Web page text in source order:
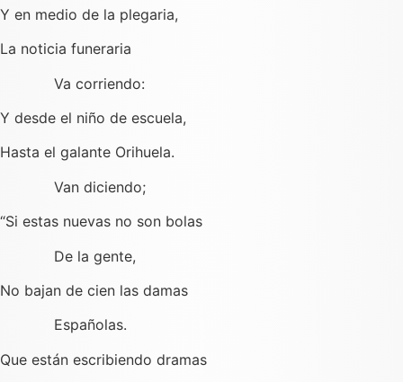
Y en medio de la plegaria,
La noticia funeraria
Va corriendo:
Y desde el niño de escuela,
Hasta el galante Orihuela.
Van diciendo;
“Si estas nuevas no son bolas
De la gente,
No bajan de cien las damas
Españolas.
Que están escribiendo dramas